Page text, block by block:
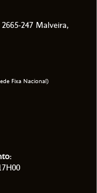
247 Malveira,
Fixa Nacional)